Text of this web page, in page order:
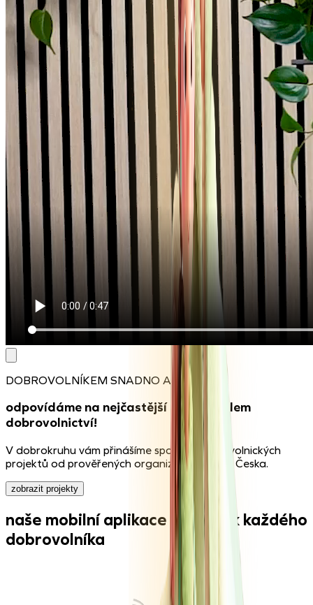
DOBROVOLNÍKEM SNADNO A RYCHLE
odpovídáme na nejčastější dotazy kolem
dobrovolnictví!
V dobrokruhu vám přinášíme spoustu dobrovolnických
projektů od prověřených organizací z celého Česka.
zobrazit projekty
naše mobilní aplikace je parťák každého
dobrovolníka